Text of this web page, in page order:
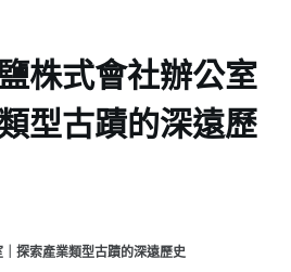
株式會社辦公室
型古蹟的深遠歷
探索產業類型古蹟的深遠歷史